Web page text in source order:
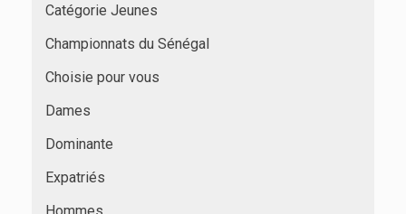
Catégorie Jeunes
Championnats du Sénégal
Choisie pour vous
Dames
Dominante
Expatriés